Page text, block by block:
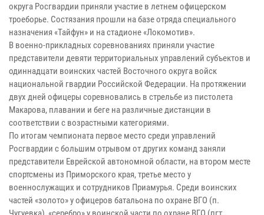
округа Росгвардии приняли участие в летнем офицерском
троеборье. Состязания прошли на базе отряда специального
назначения «Тайфун» и на стадионе «Локомотив».
В военно-прикладных соревнованиях приняли участие
представители девяти территориальных управлений субъектов и
одиннадцати воинских частей Восточного округа войск
национальной гвардии Российской Федерации. На протяжении
двух дней офицеры соревновались в стрельбе из пистолета
Макарова, плавании и беге на различные дистанции в
соответствии с возрастными категориями.
По итогам чемпионата первое место среди управлений
Росгвардии с большим отрывом от других команд заняли
представители Еврейской автономной области, на втором месте
спортсмены из Приморского края, третье место у
военнослужащих и сотрудников Приамурья. Среди воинских
частей «золото» у офицеров батальона по охране ВГО (п.